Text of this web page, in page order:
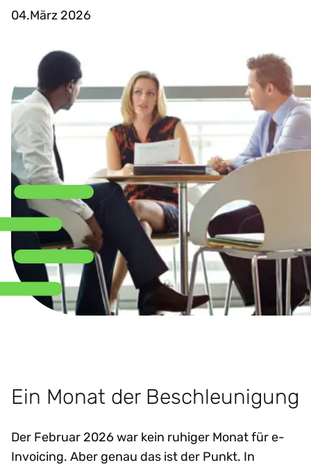
04.März 2026
Ein Monat der Beschleunigung
Der Februar 2026 war kein ruhiger Monat für e-
Invoicing. Aber genau das ist der Punkt. In